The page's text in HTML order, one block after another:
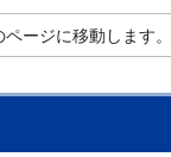
ページに移動します。